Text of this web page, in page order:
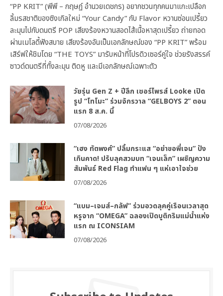
“PP KRIT” (พีพี – กฤษฏ์ อำนวยเดชกร) อยากชวนทุกคนมาแกะเปลือก
ลิ้มรสชาติของซิงเกิลใหม่ “Your Candy” กับ Flavor หวานซ่อนเปรี้ยว
ละมุนไปกับดนตรี POP เสียงร้องหวานสอดไส้เนื้อหาสุดเปรี้ยว ถ่ายทอด
ผ่านเมโลดี้ฟังสบาย เสียงร้องอันเป็นเอกลักษณ์ของ “PP KRIT” พร้อม
เสิร์ฟให้ชิมโดย “THE TOYS” มารับหน้าที่โปรดิวเซอร์คู่ใจ ช่วยรังสรรค์
ซาวด์ดนตรีที่ทั้งละมุน ติดหู และมีเอกลักษณ์เฉพาะตัว
วัยรุ่น Gen Z + ปีลึก เซอร์ไพรส์ Looke เปิด
รูป “โทโมะ” ร่วมจักรวาล “GELBOYS 2” ตอน
แรก 8 ส.ค. นี้
07/08/2026
“เฮง ทัตพงศ์” ปลื้มกระแส “อย่าขอพี่เจน” ปัง
เกินคาด! ปรับลุคสวมบท “เจนเล็ก” เผชิญความ
สัมพันธ์ Red Flag ทำแฟน ๆ แห่เอาใจช่วย
07/08/2026
“แบม–เจมส์–กลัฟ” ร่วมอวดลุคคู่เรือนเวลาสุด
หรูจาก “OMEGA” ฉลองเปิดบูติกริมแม่น้ำแห่ง
แรก ณ ICONSIAM
07/08/2026